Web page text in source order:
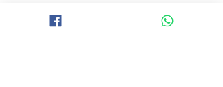
東涌，珀麗灣(馬灣)，南灣，
將軍澳工業區，大埔工業區，